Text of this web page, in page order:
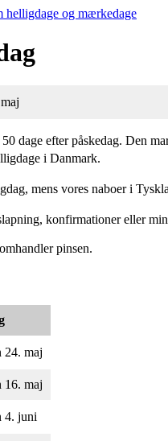
helligdage og mærkedage
dage efter påskedag. Den
i Danmark.
mens vores naboer i
konfirmationer eller
pinsen.
24. maj
16. maj
4. juni